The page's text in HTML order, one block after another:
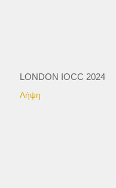
LONDON IOCC 2024
Λήψη